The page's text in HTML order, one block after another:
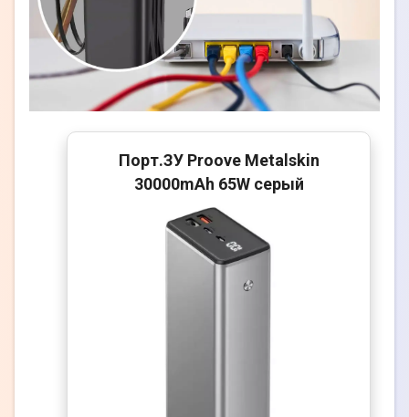
Порт.ЗУ Proove Metalskin
30000mAh 65W серый